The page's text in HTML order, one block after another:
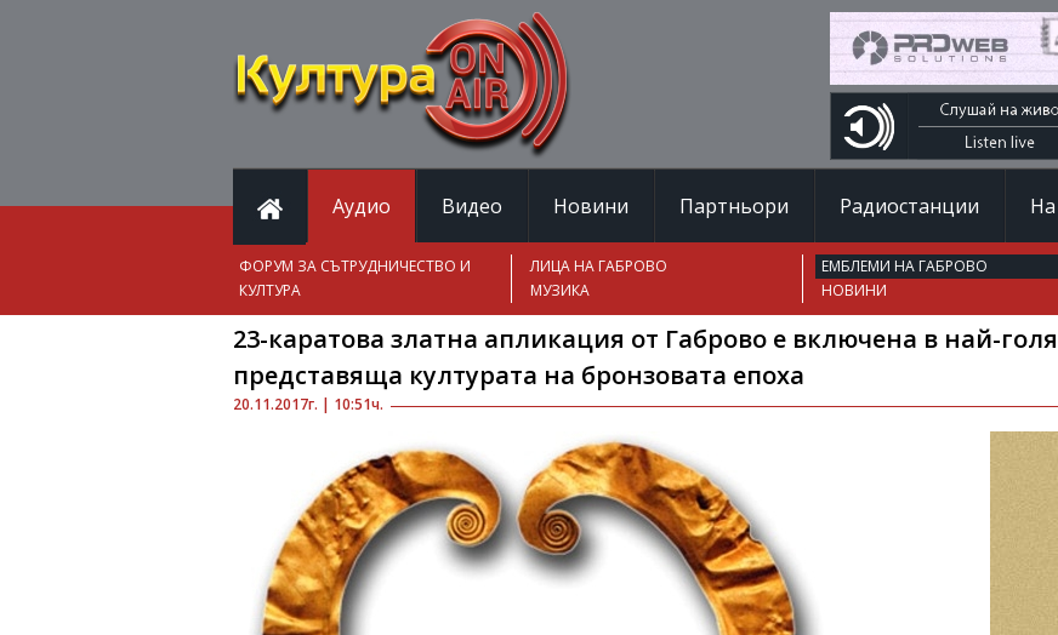
Аудио Видео Новини Партньори Радиостанции
ФОРУМ ЗА СЪТРУДНИЧЕСТВО И
КУЛТУРА
ЛИЦА НА ГАБРОВО ЕМБЛЕМИ НА ГАБРОВО
МУЗИКА
НОВИНИ
20.11.2017г. | 10:51ч.
23-каратова златна апликация от Габрово е включена в най-
представяща културата на бронзовата епоха